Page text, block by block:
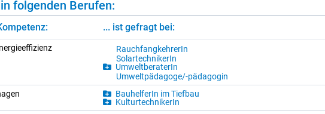
fol­gen­den Be­ru­fen:
... ist gefragt bei:
Rauch­fang­keh­re­rIn
So­lar­tech­ni­ke­rIn
Um­welt­be­ra­te­rIn
Um­welt­päd­ago­ge/-​päd­ago­gin
Bau­hel­fe­rIn im Tief­bau
Kul­tur­tech­ni­ke­rIn